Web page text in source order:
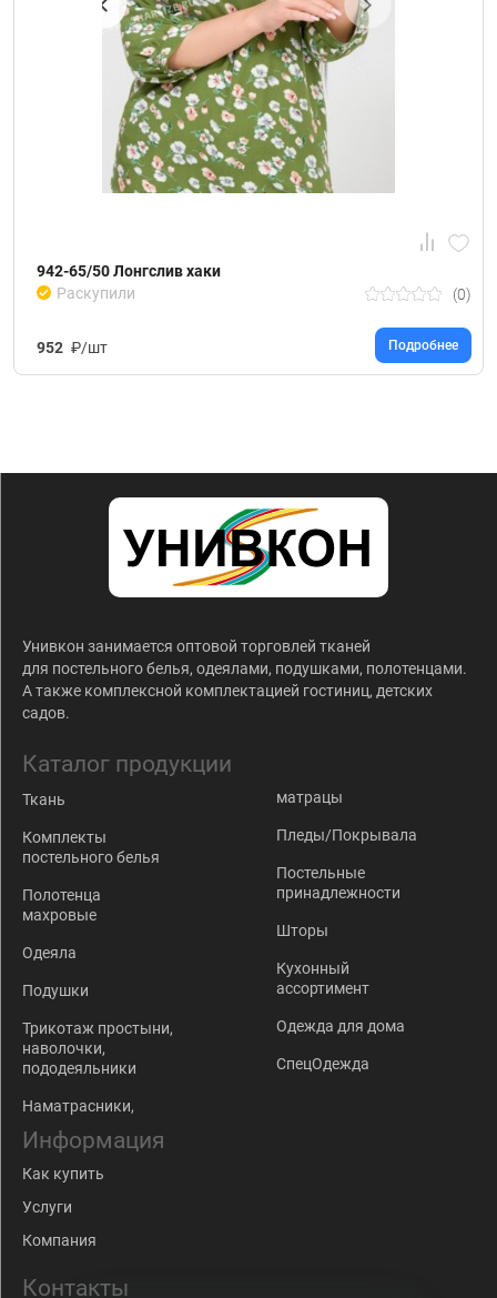
942-65/50 Лонгслив хаки
Раскупили
(0)
952 ₽/шт Подробнее
Унивкон занимается оптовой торговлей тканей
для постельного белья, одеялами, подушками, полотенцами.
А также комплексной комплектацией гостиниц, детских
садов.
Каталог продукции
Ткань
Комплекты
постельного белья
Полотенца
махровые
Одеяла
Подушки
Трикотаж простыни,
наволочки,
пододеяльники
Наматрасники,
матрацы
Пледы/Покрывала
Постельные
принадлежности
Шторы
Кухонный
ассортимент
Одежда для дома
СпецОдежда
Информация
Как купить
Услуги
Компания
Контакты